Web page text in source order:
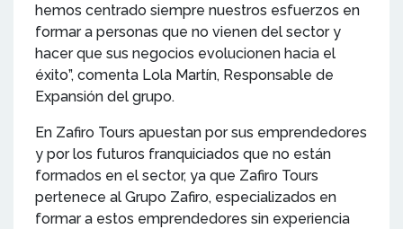
hemos centrado siempre nuestros esfuerzos en
formar a personas que no vienen del sector y
hacer que sus negocios evolucionen hacia el
éxito”, comenta Lola Martín, Responsable de
Expansión del grupo.
En Zafiro Tours apuestan por sus emprendedores
y por los futuros franquiciados que no están
formados en el sector, ya que Zafiro Tours
pertenece al Grupo Zafiro, especializados en
formar a estos emprendedores sin experiencia